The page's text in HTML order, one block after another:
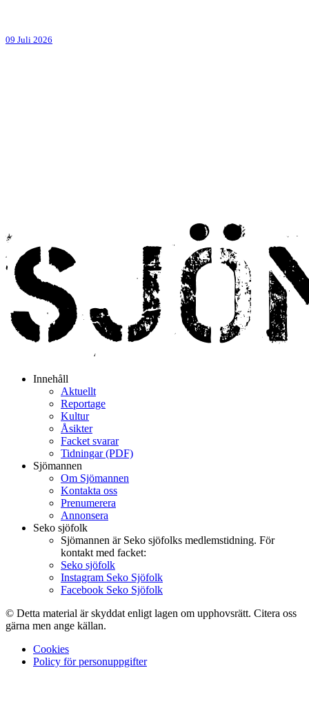
09 Juli 2026
Innehåll
Aktuellt
Reportage
Kultur
Åsikter
Facket svarar
Tidningar (PDF)
Sjömannen
Om Sjömannen
Kontakta oss
Prenumerera
Annonsera
Seko sjöfolk
Sjömannen är Seko sjöfolks medlemstidning. För
kontakt med facket:
Seko sjöfolk
Instagram Seko Sjöfolk
Facebook Seko Sjöfolk
© Detta material är skyddat enligt lagen om upphovsrätt. Citera oss
gärna men ange källan.
Cookies
Policy för personuppgifter